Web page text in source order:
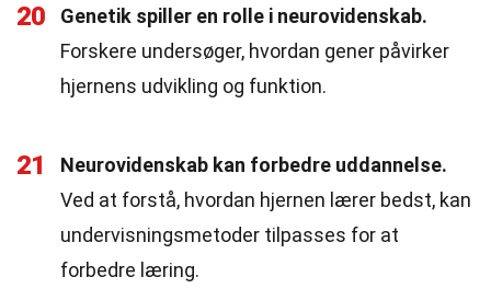
20
Genetik spiller en rolle i neurovidenskab.
Forskere undersøger, hvordan gener påvirker
hjernens udvikling og funktion.
21
Neurovidenskab kan forbedre uddannelse.
Ved at forstå, hvordan hjernen lærer bedst, kan
undervisningsmetoder tilpasses for at
forbedre læring.